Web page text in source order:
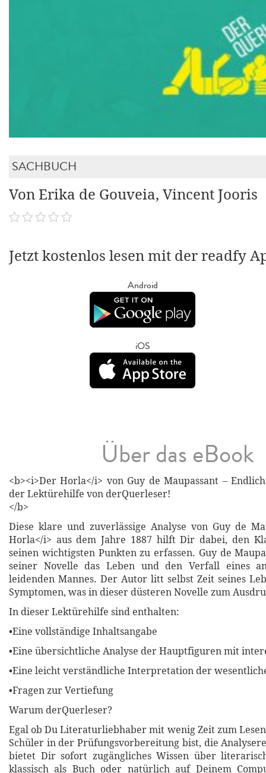
SACHBUCH
Von Erika de Gouveia, Vincent Jooris
Jetzt kostenlos lesen mit der readfy
Android
iOS
Über das eBook
<b><i>Der Horla</i> von Guy de Maupassant –
der Lektürehilfe von derQuerleser!
</b>
Diese klare und zuverlässige Analyse von Guy de
Horla</i> aus dem Jahre 1887 hilft Dir dabei, den
seinen wichtigsten Punkten zu erfassen. Guy de
seiner Novelle das Leben und den Verfall eines
leidenden Mannes. Der Autor litt selbst Zeit seines
Symptomen, was in dieser düsteren Novelle zum
In dieser Lektürehilfe sind enthalten:
•Eine vollständige Inhaltsangabe
•Eine übersichtliche Analyse der Hauptfiguren mit
•Eine leicht verständliche Interpretation der
•Fragen zur Vertiefung
Warum derQuerleser?
Egal ob Du Literaturliebhaber mit wenig Zeit zum
Schüler in der Prüfungsvorbereitung bist, die
bietet Dir sofort zugängliches Wissen über
klassisch als Buch oder natürlich auf Deinem